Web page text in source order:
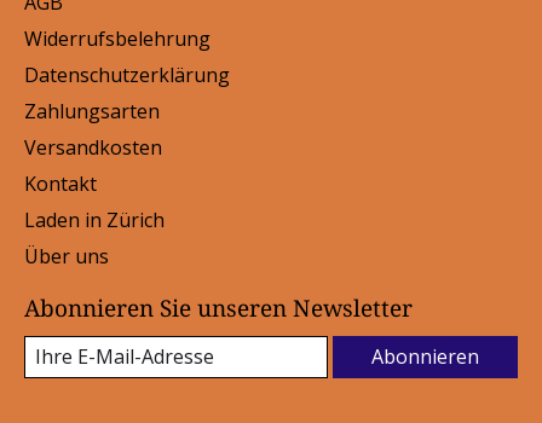
Widerrufsbelehrung
Datenschutzerklärung
Zahlungsarten
Versandkosten
Kontakt
Laden in Zürich
Über uns
Abonnieren Sie unseren Newsletter
Abonnieren